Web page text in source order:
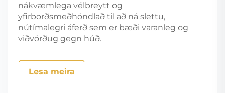
nákvæmlega vélbreytt og
yfirborðsmeðhöndlað til að ná slettu,
nútímalegri áferð sem er bæði varanleg og
viðvörðug gegn húð.
Lesa meira